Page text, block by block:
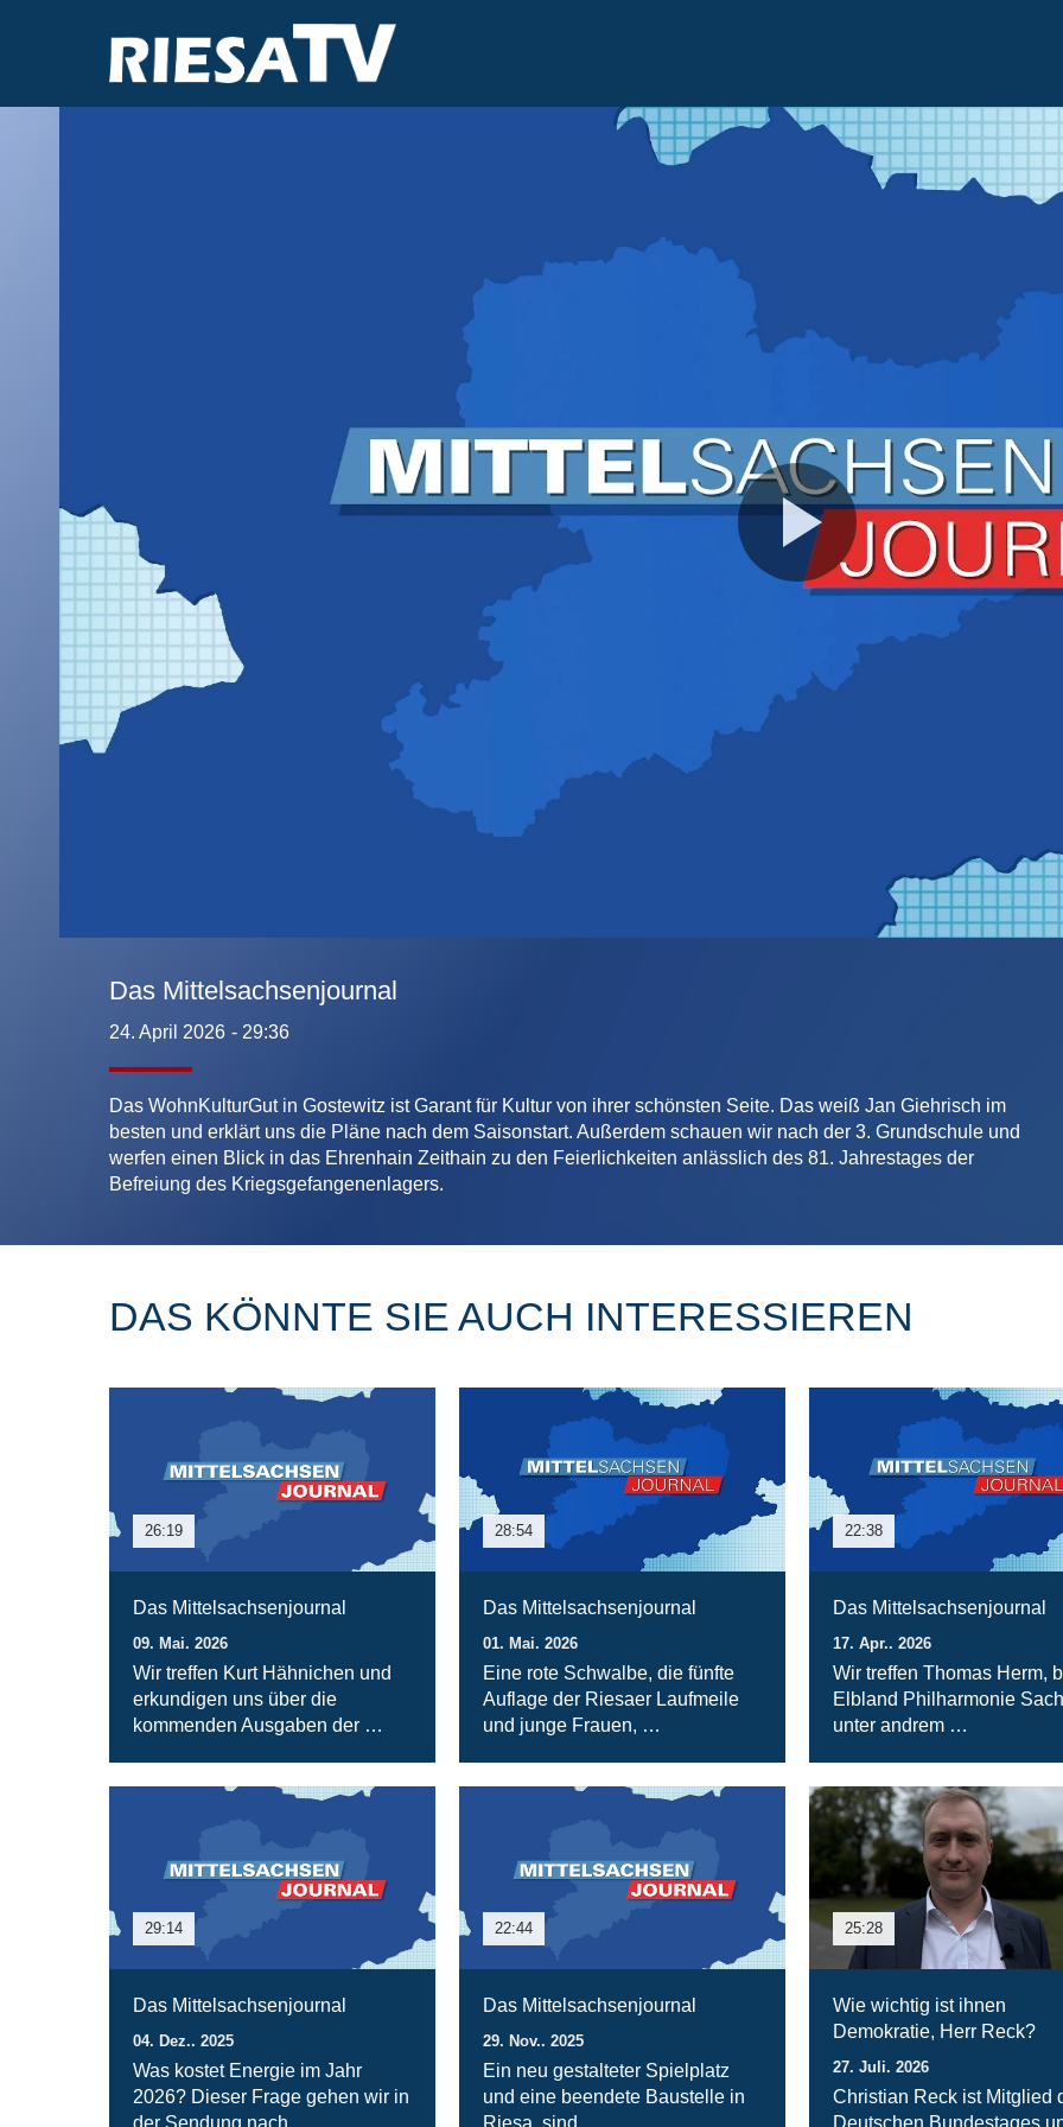
Video
Das Mittelsachsenjournal
24. April 2026 - 29:36
Das WohnKulturGut in Gostewitz ist Garant für Kultur von ihrer schönsten Seite. Das weiß Jan Giehrisch im
besten und erklärt uns die Pläne nach dem Saisonstart. Außerdem schauen wir nach der 3. Grundschule und
werfen einen Blick in das Ehrenhain Zeithain zu den Feierlichkeiten anlässlich des 81. Jahrestages der
Befreiung des Kriegsgefangenenlagers.
DAS KÖNNTE SIE AUCH INTERESSIEREN
26:19
Das Mittelsachsenjournal
09. Mai. 2026
Wir treffen Kurt Hähnichen und
erkundigen uns über die
kommenden Ausgaben der …
28:54
Das Mittelsachsenjournal
01. Mai. 2026
Eine rote Schwalbe, die fünfte
Auflage der Riesaer Laufmeile
und junge Frauen, …
22:38
Das Mittelsachsenjournal
17. Apr.. 2026
Wir treffen Thomas Herm,
Elbland Philharmonie
unter andrem …
29:14
Das Mittelsachsenjournal
04. Dez.. 2025
Was kostet Energie im Jahr
2026? Dieser Frage gehen wir in
der Sendung nach. …
22:44
Das Mittelsachsenjournal
29. Nov.. 2025
Ein neu gestalteter Spielplatz
und eine beendete Baustelle in
Riesa, sind …
25:28
Wie wichtig ist ihnen
Demokratie, Herr Reck?
27. Juli. 2026
Christian Reck ist Mitglied
Deutschen Bundestages